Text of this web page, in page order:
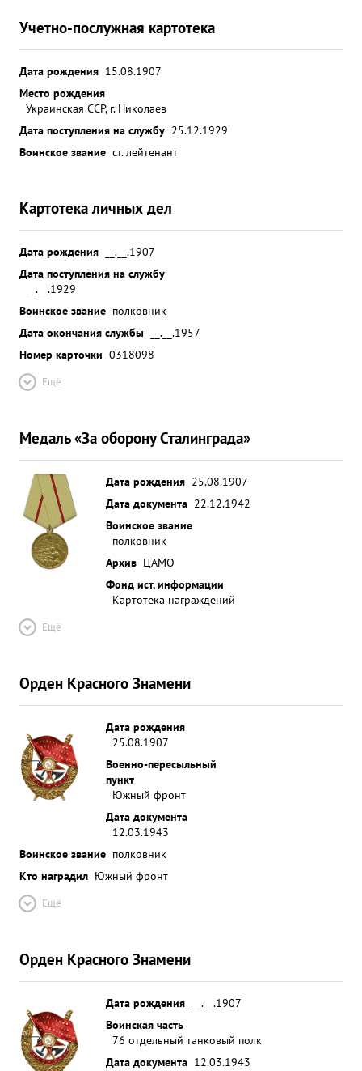
Учетно-послужная картотека
Дата рождения 15.08.1907
Место рождения
Украинская ССР, г. Николаев
Дата поступления на службу 25.12.1929
Воинское звание ст. лейтенант
Картотека личных дел
Дата рождения
__.__.1907
Дата поступления на службу
__.__.1929
Воинское звание полковник
Дата окончания службы
__.__.1957
Номер карточки 0318098
Ещё
Медаль «За оборону Сталинграда»
Дата рождения 25.08.1907
Дата документа 22.12.1942
Воинское звание
полковник
Архив ЦАМО
Фонд ист. информации
Картотека награждений
Ещё
Орден Красного Знамени
Дата рождения
25.08.1907
Военно-пересыльный
пункт
Южный фронт
Дата документа
12.03.1943
Воинское звание полковник
Кто наградил Южный фронт
Ещё
Орден Красного Знамени
Дата рождения
__.__.1907
Воинская часть
76 отдельный танковый полк
Дата документа 12.03.1943